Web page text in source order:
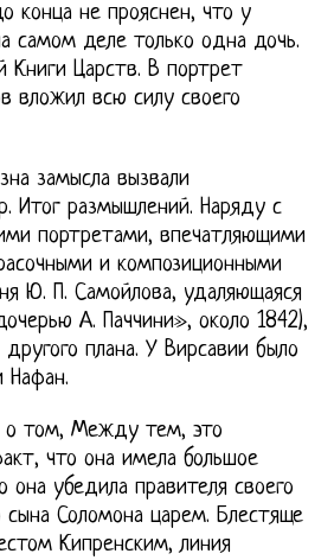
конца не прояснен, что у
самом деле только одна дочь.
Царств. В портрет
вложил всю силу своего
замысла вызвали
Итог размышлений. Наряду с
портретами, впечатляющими
и композиционными
Ю. П. Самойлова, удаляющаяся
А. Паччини», около 1842),
плана. У Вирсавии было
Нафан.
о том, Между тем, это
что она имела большое
она убедила правителя своего
сына Соломона царем. Блестяще
Кипренским, линия